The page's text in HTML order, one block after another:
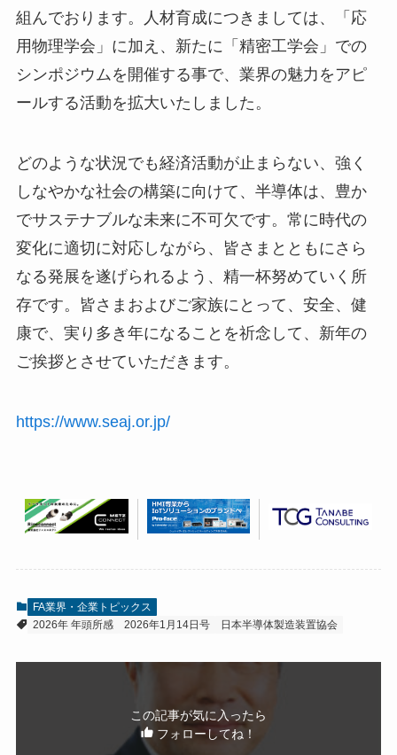
組んでおります。人材育成につきましては、「応
用物理学会」に加え、新たに「精密工学会」での
シンポジウムを開催する事で、業界の魅力をアピ
ールする活動を拡大いたしました。
どのような状況でも経済活動が止まらない、強く
しなやかな社会の構築に向けて、半導体は、豊か
でサステナブルな未来に不可欠です。常に時代の
変化に適切に対応しながら、皆さまとともにさら
なる発展を遂げられるよう、精一杯努めていく所
存です。皆さまおよびご家族にとって、安全、健
康で、実り多き年になることを祈念して、新年の
ご挨拶とさせていただきます。
https://www.seaj.or.jp/
FA業界・企業トピックス
2026年 年頭所感
2026年1月14日号 日本半導体製造装置協会
この記事が気に入ったら
フォローしてね！